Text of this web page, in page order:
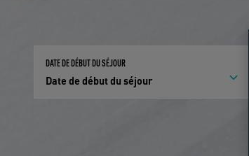
DATE DE DÉBUT DU SÉJOUR
Date de début du séjour